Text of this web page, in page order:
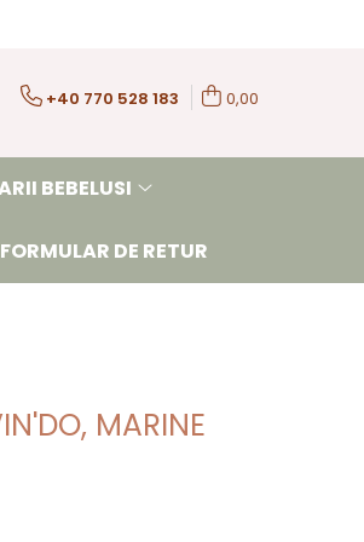
+40 770 528 183 0,00
BEBELUSI
FORMULAR DE RETUR
MARINE